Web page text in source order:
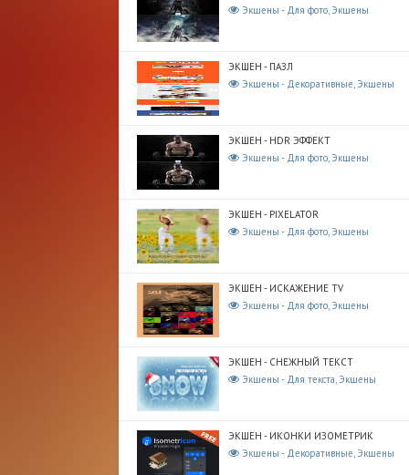
Экшены - Для фото, Экшены
ЭКШЕН - ПАЗЛ
Экшены - Декоративные, Экшены
ЭКШЕН - HDR ЭФФЕКТ
Экшены - Для фото, Экшены
ЭКШЕН - PIXELATOR
Экшены - Для фото, Экшены
ЭКШЕН - ИСКАЖЕНИЕ TV
Экшены - Для фото, Экшены
ЭКШЕН - СНЕЖНЫЙ ТЕКСТ
Экшены - Для текста, Экшены
ЭКШЕН - ИКОНКИ ИЗОМЕТРИК
Экшены - Декоративные, Экшены